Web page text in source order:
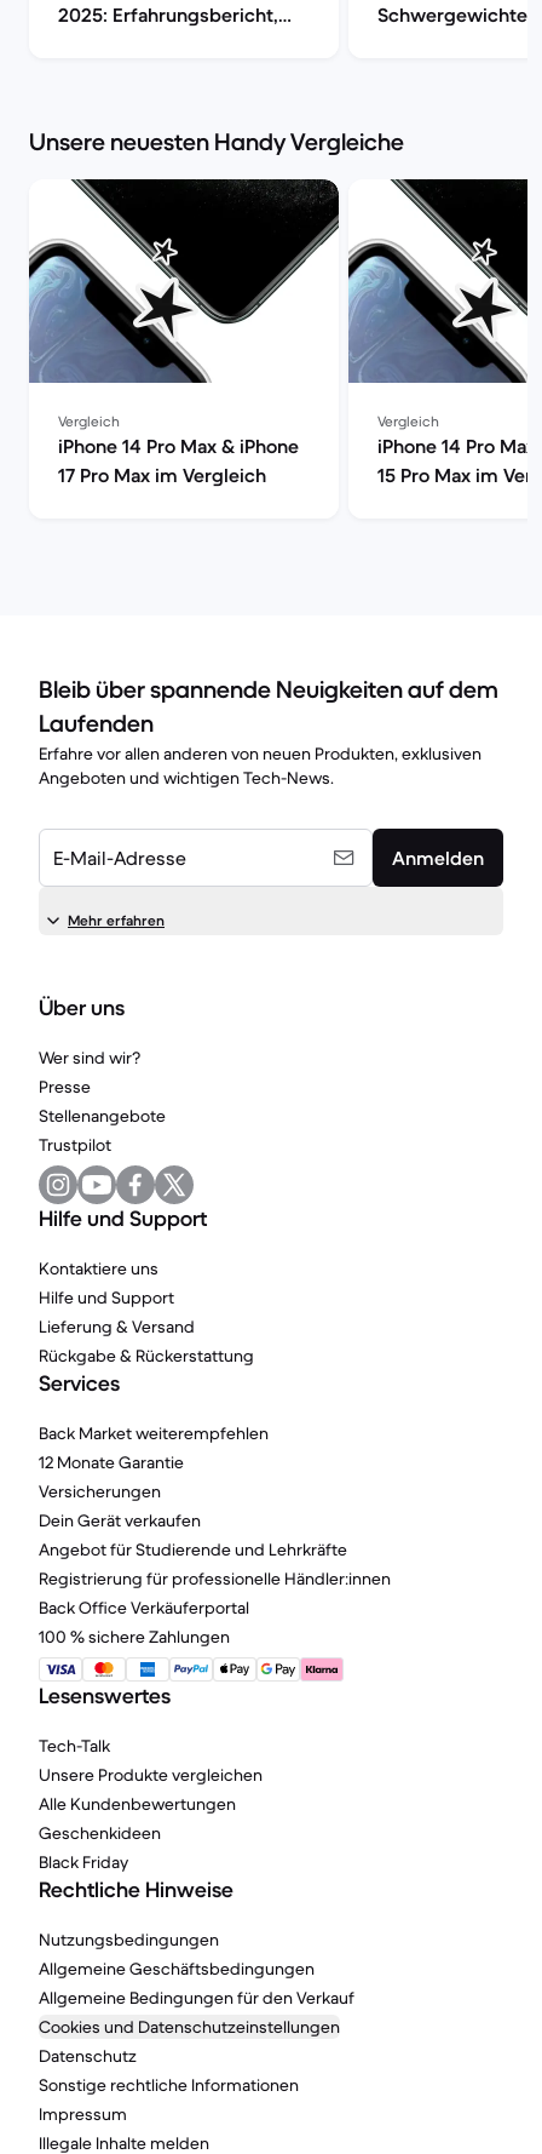
2025: Erfahrungsbericht,
Schwergewichte
Unsere neuesten Handy Vergleiche
Vergleich
iPhone 14 Pro Max & iPhone
17 Pro Max im Vergleich
Vergleich
iPhone 14 Pro
15 Pro Max im
Bleib über spannende Neuigkeiten auf dem
Laufenden
Erfahre vor allen anderen von neuen Produkten, exklusiven
Angeboten und wichtigen Tech-News.
E-Mail-Adresse Anmelden
Mehr erfahren
Über uns
Wer sind wir?
Presse
Stellenangebote
Trustpilot
Hilfe und Support
Kontaktiere uns
Hilfe und Support
Lieferung & Versand
Rückgabe & Rückerstattung
Services
Back Market weiterempfehlen
12 Monate Garantie
Versicherungen
Dein Gerät verkaufen
Angebot für Studierende und Lehrkräfte
Registrierung für professionelle Händler:innen
Back Office Verkäuferportal
100 % sichere Zahlungen
Lesenswertes
Tech-Talk
Unsere Produkte vergleichen
Alle Kundenbewertungen
Geschenkideen
Black Friday
Rechtliche Hinweise
Nutzungsbedingungen
Allgemeine Geschäftsbedingungen
Allgemeine Bedingungen für den Verkauf
Cookies und Datenschutzeinstellungen
Datenschutz
Sonstige rechtliche Informationen
Impressum
Illegale Inhalte melden